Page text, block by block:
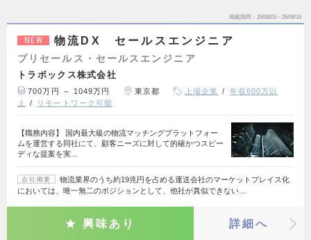
掲載期間 26/08/03～26/08/16
NEW 物流DX セールスエンジニア
プリセールス・セールスエンジニア
トラボックス株式会社
700万円 ～ 1049万円 東京都 上場企業
年収600万以
上
リモートワーク可能
【職務内容】 国内最大級の物流マッチングプラットフォー
ムを運営する同社にて、顧客ニーズに対して的確かつスピー
ディな提案を実…
会社概要
物流業界のうち約19兆円を占める運送会社のマーケットプレイス化
においては、唯一無二のポジションとして、他社が真似できない…
興味あり 詳細へ